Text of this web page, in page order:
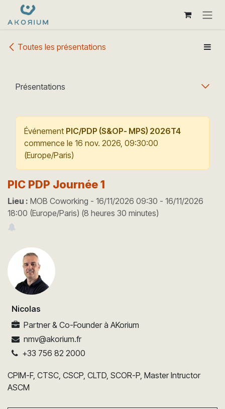
Se rendre au contenu
Toutes les présentations
Présentations
Événement PIC/PDP (S&OP- MPS) 2026T4
commence le 16 nov. 2026, 09:30:00
(Europe/Paris)
PIC PDP Journée 1
Lieu : MOB Coworking - 16/11/2026 09:30 - 16/11/2026
18:00 (Europe/Paris) (8 heures 30 minutes)
Nicolas
Partner & Co-Founder à AKorium
nmv@akorium.fr
+33 756 82 2000
CPIM-F, CTSC, CSCP, CLTD, SCOR-P, Master Intructor
ASCM